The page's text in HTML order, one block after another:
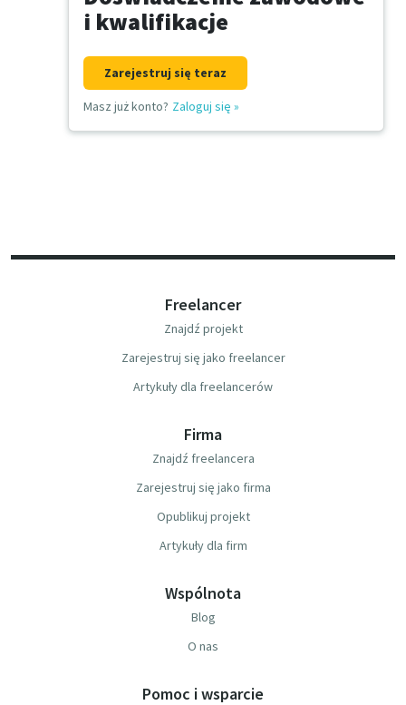
i kwalifikacje
Zarejestruj się teraz
Masz już konto? Zaloguj się »
Freelancer
Znajdź projekt
Zarejestruj się jako freelancer
Artykuły dla freelancerów
Firma
Znajdź freelancera
Zarejestruj się jako firma
Opublikuj projekt
Artykuły dla firm
Wspólnota
Blog
O nas
Pomoc i wsparcie